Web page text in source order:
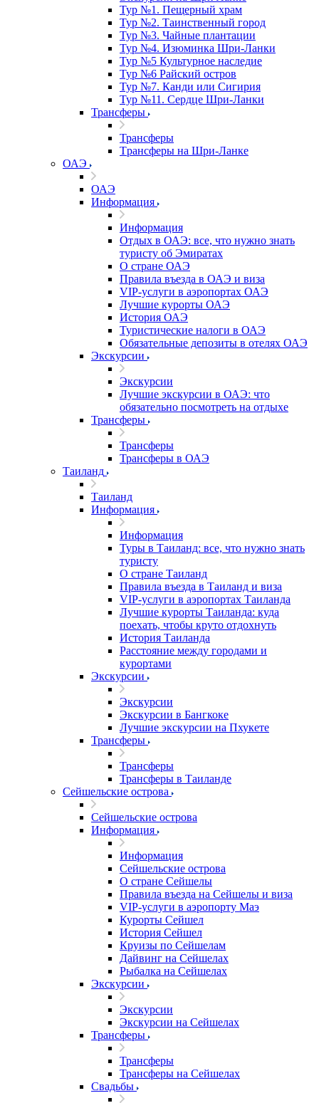
Тур №1. Пещерный храм
Тур №2. Таинственный город
Тур №3. Чайные плантации
Тур №4. Изюминка Шри-Ланки
Тур №5 Культурное наследие
Тур №6 Райский остров
Тур №7. Канди или Сигирия
Тур №11. Сердце Шри-Ланки
Трансферы
Трансферы
Tрансферы на Шри-Ланке
ОАЭ
ОАЭ
Информация
Информация
Отдых в ОАЭ: все, что нужно знать
туристу об Эмиратах
О стране ОАЭ
Правила въезда в ОАЭ и виза
VIP-услуги в аэропортах ОАЭ
Лучшие курорты ОАЭ
История ОАЭ
Туристические налоги в ОАЭ
Обязательные депозиты в отелях ОАЭ
Экскурсии
Экскурсии
Лучшие экскурсии в ОАЭ: что
обязательно посмотреть на отдыхе
Трансферы
Трансферы
Трансферы в ОАЭ
Таиланд
Таиланд
Информация
Информация
Туры в Таиланд: все, что нужно знать
туристу
О стране Таиланд
Правила въезда в Таиланд и виза
VIP-услуги в аэропортах Таиланда
Лучшие курорты Таиланда: куда
поехать, чтобы круто отдохнуть
История Таиланда
Расстояние между городами и
курортами
Экскурсии
Экскурсии
Экскурсии в Бангкоке
Лучшие экскурсии на Пхукете
Трансферы
Трансферы
Трансферы в Таиланде
Сейшельские острова
Сейшельские острова
Информация
Информация
Сейшельские острова
О стране Сейшелы
Правила въезда на Сейшелы и виза
VIP-услуги в аэропорту Маэ
Курорты Сейшел
История Сейшел
Круизы по Сейшелам
Дайвинг на Сейшелах
Рыбалка на Сейшелах
Экскурсии
Экскурсии
Экскурсии на Сейшелах
Трансферы
Трансферы
Трансферы на Сейшелах
Свадьбы